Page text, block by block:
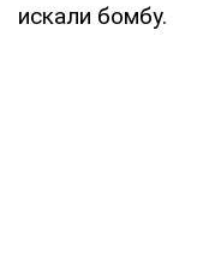
искали бомбу.